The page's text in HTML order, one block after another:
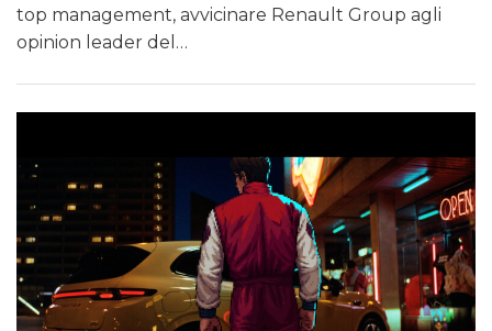
top management, avvicinare Renault Group agli
opinion leader del…